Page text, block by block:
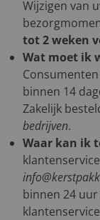
Wijzigen van
tot 2 weken
Wat moet ik
binnen 14
Zakelijk
bedrijven.
Waar kan ik
binnen 24